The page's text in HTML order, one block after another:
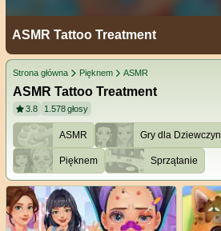
ASMR Tattoo Treatment
Strona główna Pięknem ASMR
ASMR Tattoo Treatment
3.8 1.578głosy
ASMR Gry dla Dziewczyn
Pięknem Sprzątanie